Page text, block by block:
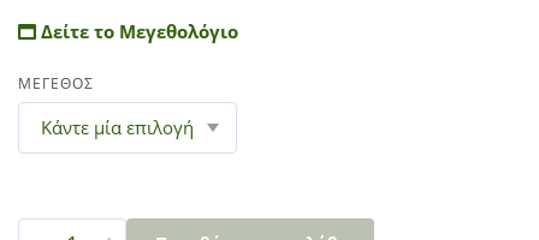
Δείτε το Μεγεθολόγιο
ΜΕΓΕΘΟΣ